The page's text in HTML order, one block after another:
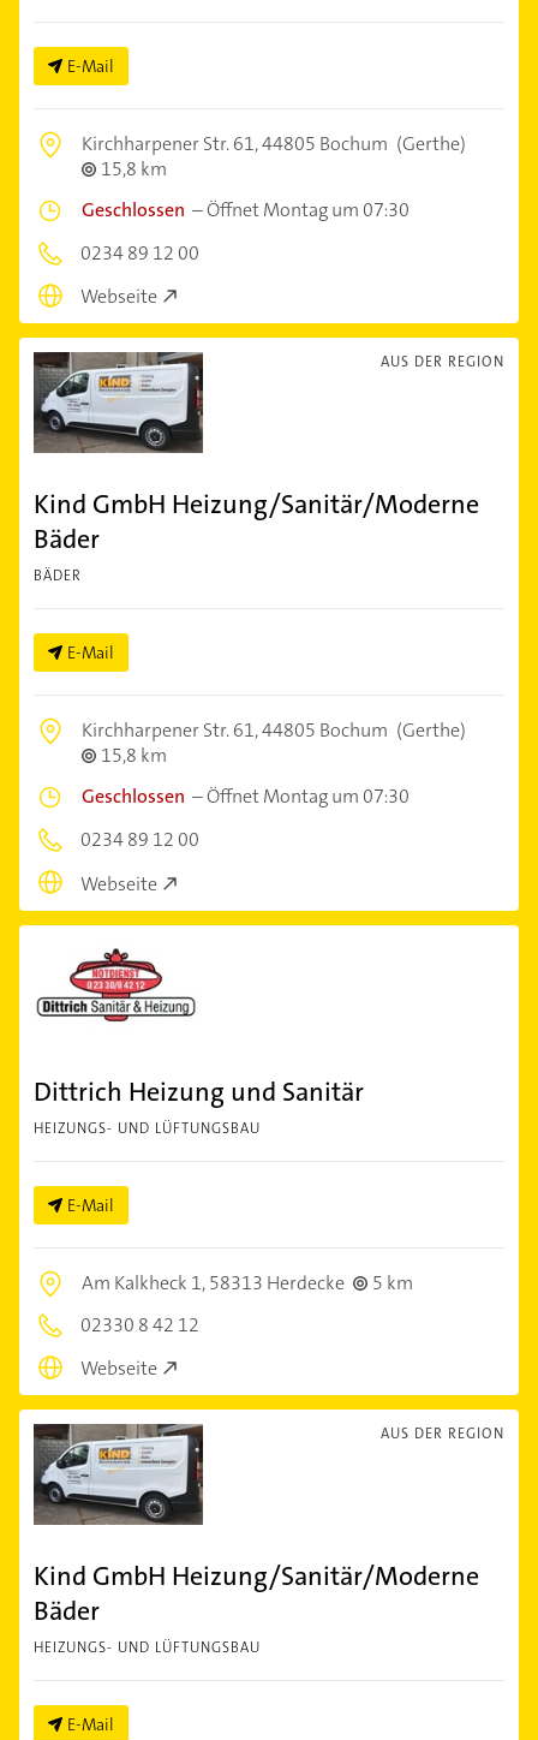
E-Mail
Kirchharpener Str. 61,44805 Bochum (Gerthe)
15,8 km
Geschlossen –Öffnet Montag um 07:30
0234 89 12 00
Webseite
AUS DER REGION
Kind GmbH Heizung/Sanitär/Moderne
Bäder
BÄDER
E-Mail
Kirchharpener Str. 61,44805 Bochum (Gerthe)
15,8 km
Geschlossen –Öffnet Montag um 07:30
0234 89 12 00
Webseite
Dittrich Heizung und Sanitär
HEIZUNGS- UND LÜFTUNGSBAU
E-Mail
Am Kalkheck 1,58313 Herdecke
5 km
02330 8 42 12
Webseite
AUS DER REGION
Kind GmbH Heizung/Sanitär/Moderne
Bäder
HEIZUNGS- UND LÜFTUNGSBAU
E-Mail